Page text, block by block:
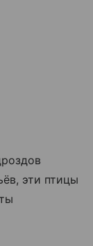
эти птицы